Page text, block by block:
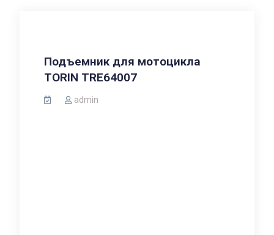
Подъемник для мотоцикла
TORIN TRE64007
admin